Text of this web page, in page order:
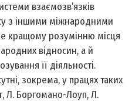
взаємозв’язків
з іншими міжнародними
кращому розумінню місця
відносин, а й
її діяльності.
зокрема, у працях таких
Л. Боргомано-Лоуп, Л.